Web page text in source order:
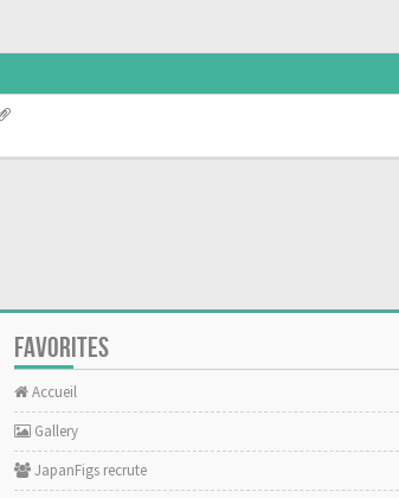
FAVORITES
Accueil
Gallery
JapanFigs recrute